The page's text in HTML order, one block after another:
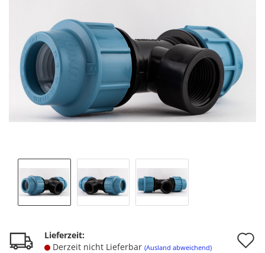
Lieferzeit:
Derzeit nicht Lieferbar (Ausland abweichend)